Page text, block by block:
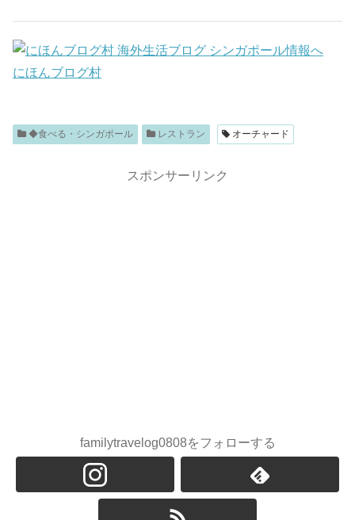
にほんブログ村
◆食べる・シンガポール レストラン オーチャード
スポンサーリンク
familytravelog0808をフォローする